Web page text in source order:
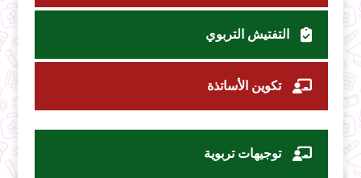
التفتيش التربوي
تكوين الأساتذة
توجيهات تربوية